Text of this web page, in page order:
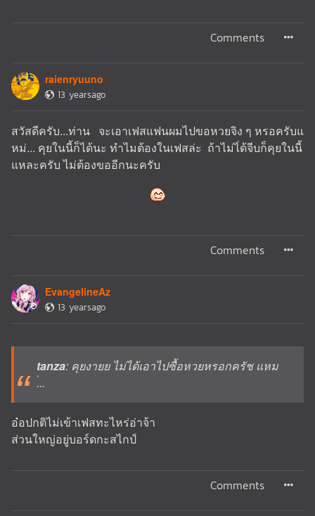
Comments
raienryuuno
13 yearsago
สวัสดีครับ...ท่าน จะเอาเฟสแฟนผมไปขอหวยจิง ๆ หรอครับแ
หม่... คุยในนี้ก็ได้นะ ทำไมต้องในเฟสล่ะ ถ้าไม่ไ่ด้จีบก็คุยในนี้
แหละครับ ไม่ต้องขออีกนะครับ
Comments
EvangelineAz
13 yearsago
tanza: คุยงายย ไม่ได้เอาไปซื้อหวยหรอกครัช แหม
่...
อ๋อปกติไม่เข้าเฟสทะไหร่อ่าจ้า
ส่วนใหญ่อยู่บอร์ดกะสไกป์
Comments